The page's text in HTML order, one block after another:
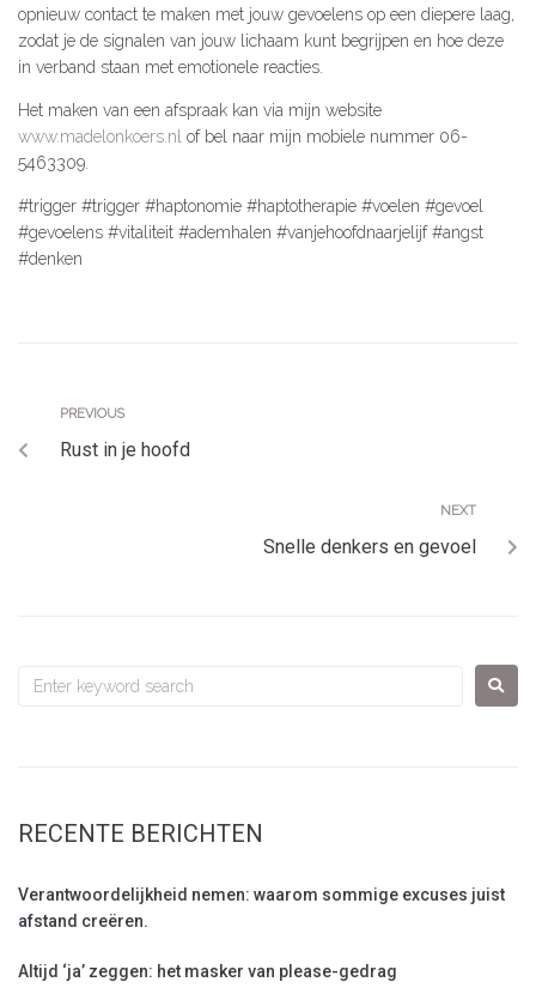
opnieuw contact te maken met jouw gevoelens op een diepere laag,
zodat je de signalen van jouw lichaam kunt begrijpen en hoe deze
in verband staan met emotionele reacties.
Het maken van een afspraak kan via mijn website
www.madelonkoers.nl of bel naar mijn mobiele nummer 06-
5463309.
#trigger #trigger #haptonomie #haptotherapie #voelen #gevoel
#gevoelens #vitaliteit #ademhalen #vanjehoofdnaarjelijf #angst
#denken
PREVIOUS
Rust in je hoofd
NEXT
Snelle denkers en gevoel
RECENTE BERICHTEN
Verantwoordelijkheid nemen: waarom sommige excuses juist
afstand creëren.
Altijd ‘ja’ zeggen: het masker van please-gedrag